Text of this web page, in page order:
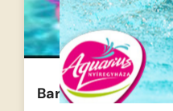
Barbie –